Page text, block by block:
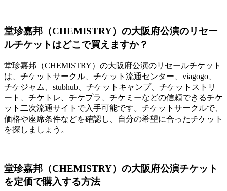
堂珍嘉邦（CHEMISTRY）の大阪府公演のリセー
ルチケットはどこで買えますか？
堂珍嘉邦（CHEMISTRY）の大阪府公演のリセールチケット
は、チケットサークル、チケット流通センター、viagogo、
チケジャム、stubhub、チケットキャンプ、チケットストリ
ート、チケトレ、チケプラ、チケミーなどの信頼できるチケ
ット二次流通サイトで入手可能です。チケットサークルで、
価格や座席条件などを確認し、自分の希望に合ったチケット
を探しましょう。
堂珍嘉邦（CHEMISTRY）の大阪府公演チケット
を定価で購入する方法